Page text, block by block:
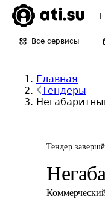
Все сервисы
Главная
Тендеры
Тендер